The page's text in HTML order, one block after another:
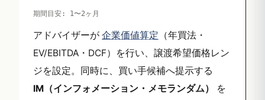
期間目安: 1〜2ヶ月
アドバイザーが 企業価値算定 （年買法・
EV/EBITDA・DCF）を行い、譲渡希望価格レン
ジを設定。同時に、買い手候補へ提示する
IM（インフォメーション・メモランダム）
を